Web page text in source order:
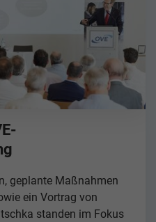
geplante Maßnahmen
ein Vortrag von
standen im Fokus